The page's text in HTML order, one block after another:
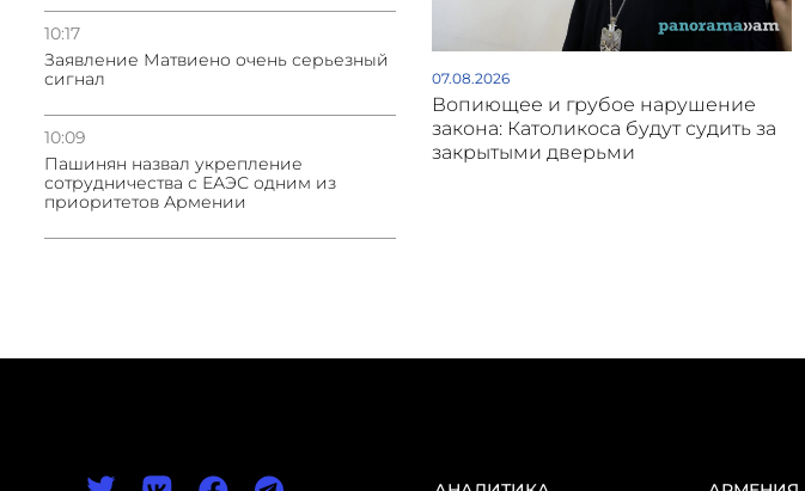
10:17
Заявление Матвиено очень серьезный
сигнал
10:09
Пашинян назвал укрепление
сотрудничества с ЕАЭС одним из
приоритетов Армении
07.08.2026
Вопиющее и грубое нарушение
закона: Католикоса будут судить за
закрытыми дверьми